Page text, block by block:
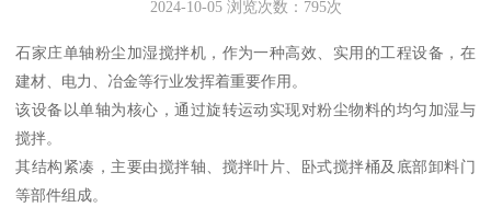
2024-10-05浏览次数： 795次
石家庄单轴粉尘加湿搅拌机，作为一种高效、实用的工程设备，在
建材、电力、冶金等行业发挥着重要作用。
该设备以单轴为核心，通过旋转运动实现对粉尘物料的均匀加湿与
搅拌。
其结构紧凑，主要由搅拌轴、搅拌叶片、卧式搅拌桶及底部卸料门
等部件组成。